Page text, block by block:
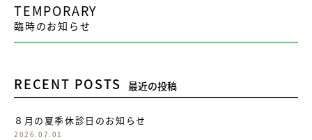
TEMPORARY
臨時のお知らせ
RECENT POSTS 最近の投稿
８月の夏季休診日のお知らせ
2026.07.01